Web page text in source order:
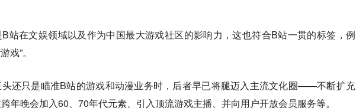
站在文娱领域以及作为中国最大游戏社区的影响力，这也符合B站一贯的标签，例
戏”。
还只是瞄准B站的游戏和动漫业务时，后者早已将腿迈入主流文化圈——不断扩充
年晚会加入60、70年代元素、引入顶流游戏主播、并向用户开放会员服务等。